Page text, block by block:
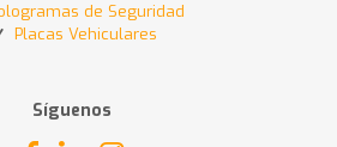
de Seguridad
Placas Vehiculares
Síguenos